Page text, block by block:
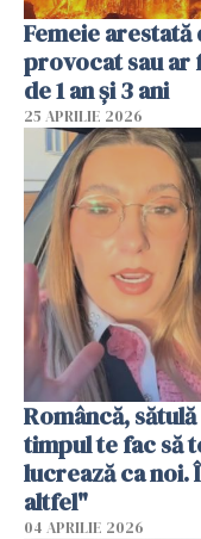
Femeie
provocat sau ar
de 1 an și 3 ani
25 APRILIE 2026
Româncă,
timpul te fac să
lucrează ca noi.
altfel"
04 APRILIE 2026